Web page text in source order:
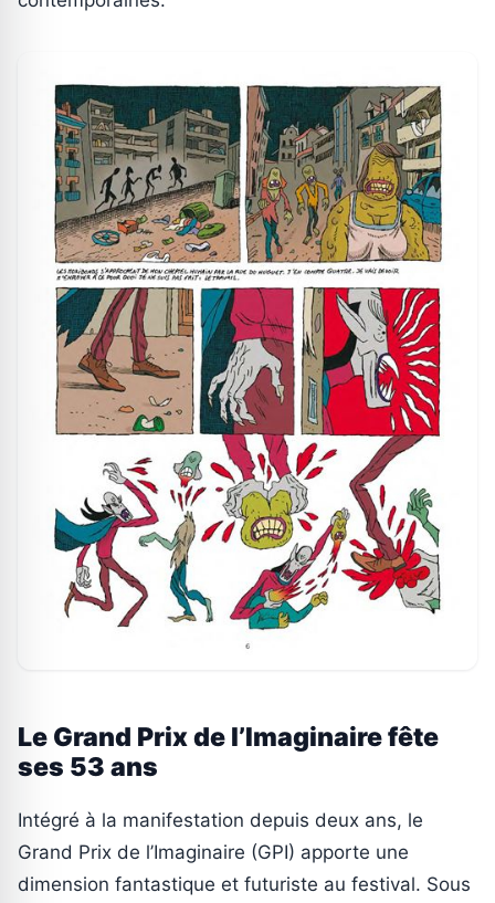
Le Grand Prix de l’Imaginaire fête
ses 53 ans
Intégré à la manifestation depuis deux ans, le
Grand Prix de l’Imaginaire (GPI) apporte une
dimension fantastique et futuriste au festival. Sous